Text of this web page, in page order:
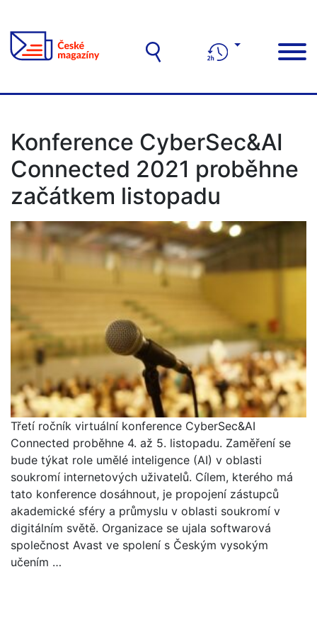
Konference CyberSec&AI
Connected 2021 proběhne
začátkem listopadu
Třetí ročník virtuální konference CyberSec&AI
Connected proběhne 4. až 5. listopadu. Zaměření se
bude týkat role umělé inteligence (AI) v oblasti
soukromí internetových uživatelů. Cílem, kterého má
tato konference dosáhnout, je propojení zástupců
akademické sféry a průmyslu v oblasti soukromí v
digitálním světě. Organizace se ujala softwarová
společnost Avast ve spolení s Českým vysokým
učením …